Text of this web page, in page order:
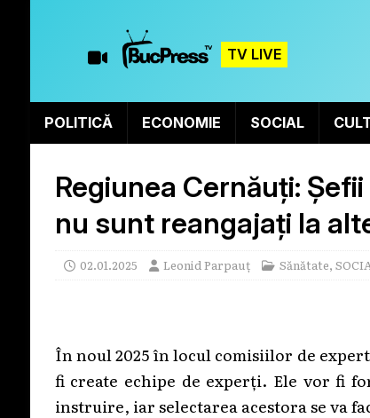
TV LIVE
POLITICĂ ECONOMIE SOCIAL
Regiunea Cernăuți:
nu sunt reangajați la
02.01.2025 Leonid Parpauț Sănătate,
În noul 2025 în locul comisiilor de
fi create echipe de experți. Ele vor fi
instruire, iar selectarea acestora se va